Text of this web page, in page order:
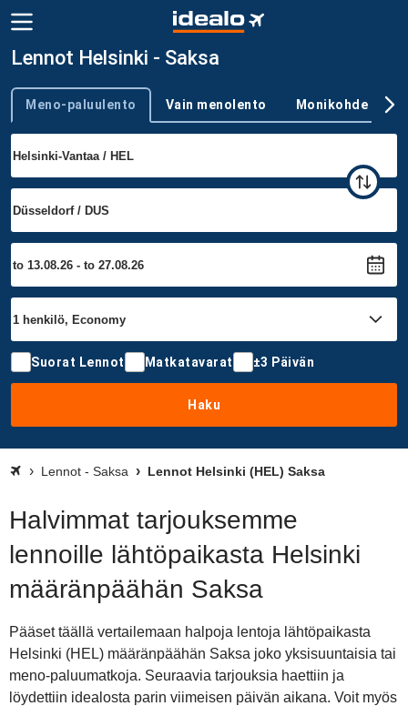
Lennot Helsinki - Saksa
Trip type
Meno-paluulento Vain menolento Monikohde
Suorat Lennot Matkatavarat ±3 Päivän
Haku
Lennot - Saksa Lennot Helsinki (HEL) Saksa
Halvimmat tarjouksemme
lennoille lähtöpaikasta Helsinki
määränpäähän Saksa
Pääset täällä vertailemaan halpoja lentoja lähtöpaikasta
Helsinki (HEL) määränpäähän Saksa joko yksisuuntaisia tai
meno-paluumatkoja. Seuraavia tarjouksia haettiin ja
löydettiin idealosta parin viimeisen päivän aikana. Voit myös